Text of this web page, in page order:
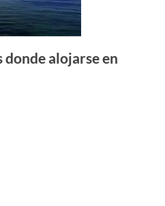
donde alojarse en